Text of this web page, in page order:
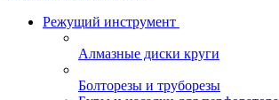
Режущий инструмент
Алмазные диски круги
Болторезы и труборезы